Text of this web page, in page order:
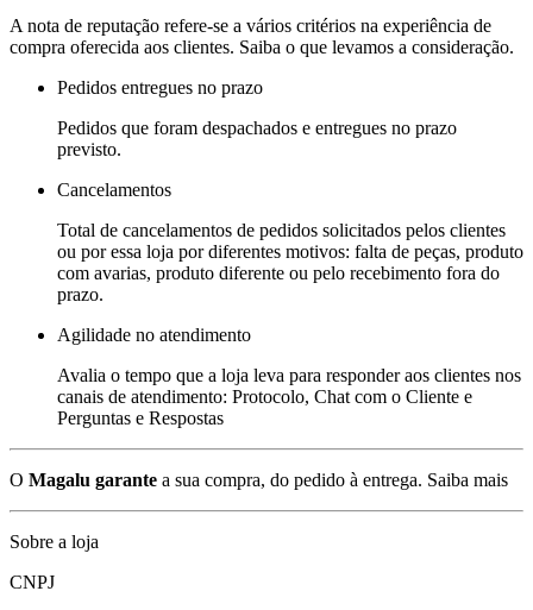
A nota de reputação refere-se a vários critérios na experiência de
compra oferecida aos clientes. Saiba o que levamos a consideração.
Pedidos entregues no prazo
Pedidos que foram despachados e entregues no prazo
previsto.
Cancelamentos
Total de cancelamentos de pedidos solicitados pelos clientes
ou por essa loja por diferentes motivos: falta de peças, produto
com avarias, produto diferente ou pelo recebimento fora do
prazo.
Agilidade no atendimento
Avalia o tempo que a loja leva para responder aos clientes nos
canais de atendimento: Protocolo, Chat com o Cliente e
Perguntas e Respostas
O Magalu garante a sua compra, do pedido à entrega. Saiba mais
Sobre a loja
CNPJ